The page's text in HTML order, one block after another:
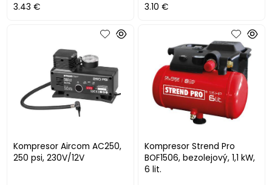
3.43 € 3.10 €
Kompresor Aircom AC250,
250 psi, 230V/12V
Kompresor Strend Pro
BOF1506, bezolejový, 1,1 kW,
6 lit.